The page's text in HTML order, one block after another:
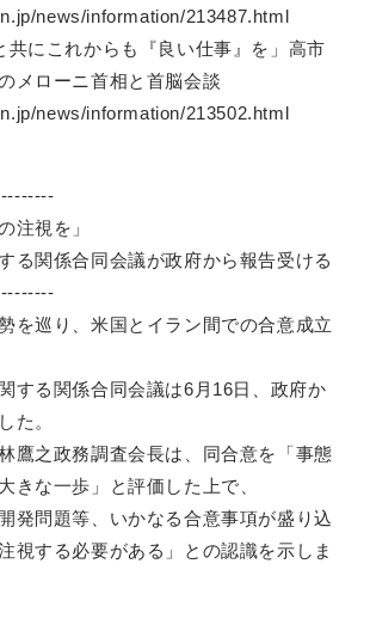
news/information/213487.html
共にこれからも『良い仕事』を」高市
メローニ首相と首脳会談
news/information/213502.html
注視を」
る関係合同会議が政府から報告受ける
を巡り、米国とイラン間での合意成立
する関係合同会議は6月16日、政府か
た。
鷹之政務調査会長は、同合意を「事態
きな一歩」と評価した上で、
発問題等、いかなる合意事項が盛り込
視する必要がある」との認識を示しま